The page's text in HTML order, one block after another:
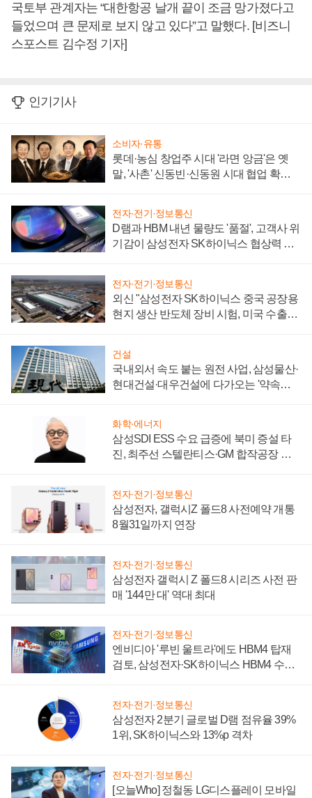
국토부 관계자는 “대한항공 날개 끝이 조금 망가졌다고
들었으며 큰 문제로 보지 않고 있다”고 말했다. [비즈니
스포스트 김수정 기자]
인기기사
소비자·유통
롯데·농심 창업주 시대 '라면 앙금'은 옛
말, '사촌' 신동빈·신동원 시대 협업 확대
전자·전기·정보통신
D램과 HBM 내년 물량도 '품절', 고객사 위
기감이 삼성전자 SK하이닉스 협상력 더
전자·전기·정보통신
외신 "삼성전자 SK하이닉스 중국 공장용
현지 생산 반도체 장비 시험, 미국 수출통
건설
국내외서 속도 붙는 원전 사업, 삼성물산·
현대건설·대우건설에 다가오는 '약속의
화학·에너지
삼성SDI ESS 수요 급증에 북미 증설 타
진, 최주선 스텔란티스·GM 합작공장 건
전자·전기·정보통신
삼성전자, 갤럭시Z 폴드8 사전예약 개통
8월31일까지 연장
전자·전기·정보통신
삼성전자 갤럭시 Z 폴드8 시리즈 사전 판
매 '144만 대' 역대 최대
전자·전기·정보통신
엔비디아 '루빈 울트라'에도 HBM4 탑재
검토, 삼성전자·SK하이닉스 HBM4 수율
전자·전기·정보통신
삼성전자 2분기 글로벌 D램 점유율 39%
1위, SK하이닉스와 13%p 격차
전자·전기·정보통신
[오늘Who] 정철동 LG디스플레이 모바일